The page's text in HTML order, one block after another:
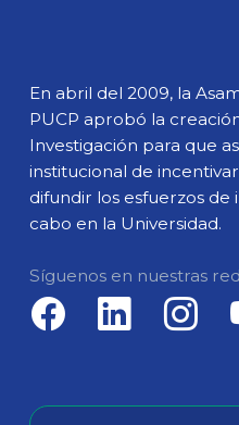
En abril del 2009, la
PUCP aprobó la
Investigación para que
institucional de
difundir los esfuerzos de
cabo en la Universidad.
Síguenos en nuestras